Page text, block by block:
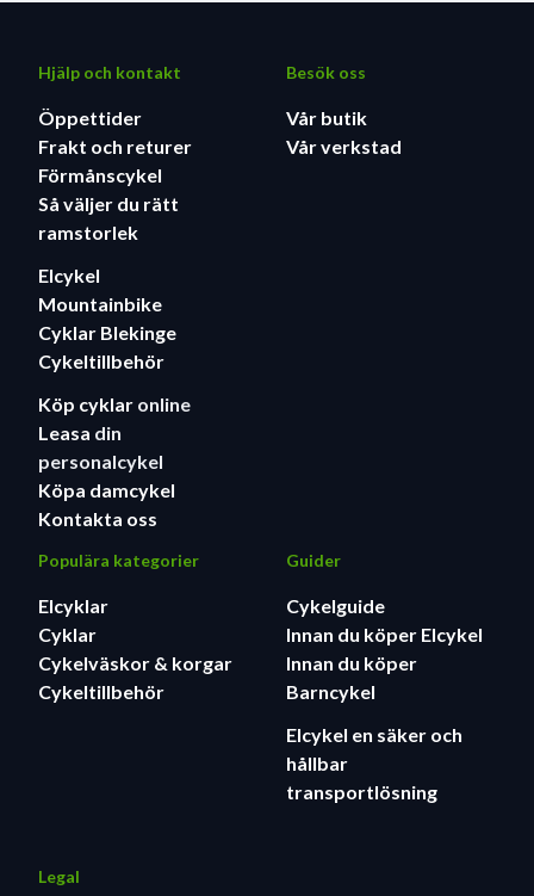
Hjälp och kontakt
Öppettider
Frakt och returer
Förmånscykel
Så väljer du rätt
ramstorlek
Elcykel
Mountainbike
Cyklar Blekinge
Cykeltillbehör
Köp cyklar online
Leasa din
personalcykel
Köpa damcykel
Kontakta oss
Besök oss
Vår butik
Vår verkstad
Populära kategorier
Elcyklar
Cyklar
Cykelväskor & korgar
Cykeltillbehör
Guider
Cykelguide
Innan du köper Elcykel
Innan du köper
Barncykel
Elcykel en säker och
hållbar
transportlösning
Legal